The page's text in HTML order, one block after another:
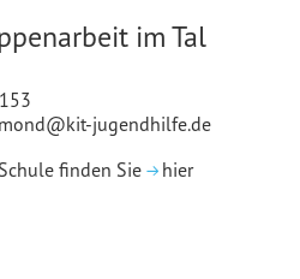
im Tal
jugendhilfe.de
finden Sie
hier